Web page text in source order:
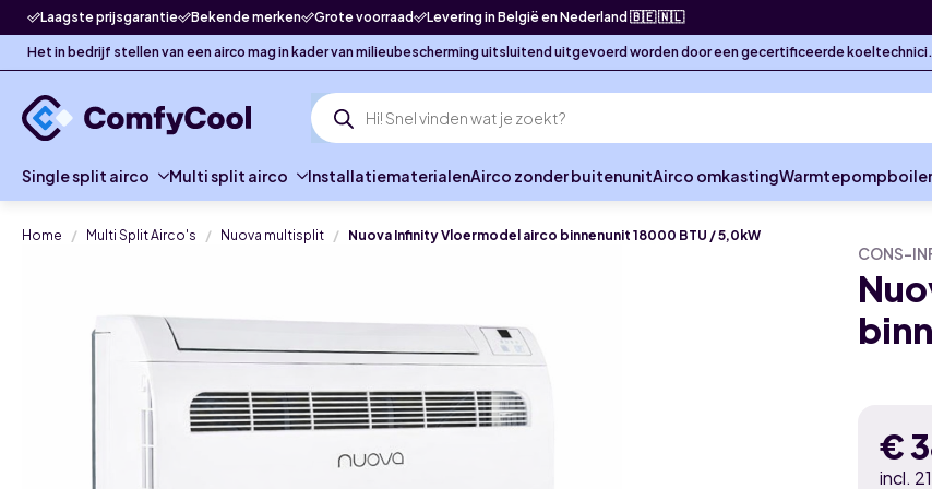
Laagste prijsgarantie Bekende merken Grote voorraad Levering in België en Nederland 🇧🇪 🇳🇱
Het in bedrijf stellen van een airco mag in kader van milieubescherming uitsluitend uitgevoerd worden door een gecertificeerde koeltechnici.
Producten
zoeken
Single split airco Multi split airco InstallatiematerialenAirco zonder buitenunitAirco omkastingWarmtepompboiler
Home Multi Split Airco's Nuova multisplit Nuova Infinity Vloermodel airco binnenunit 18000 BTU / 5,0kW
CONS-
€
incl.